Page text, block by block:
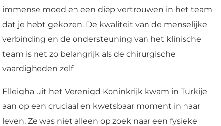
immense moed en een diep vertrouwen in het team
dat je hebt gekozen. De kwaliteit van de menselijke
verbinding en de ondersteuning van het klinische
team is net zo belangrijk als de chirurgische
vaardigheden zelf.
Elleigha uit het Verenigd Koninkrijk kwam in Turkije
aan op een cruciaal en kwetsbaar moment in haar
leven. Ze was niet alleen op zoek naar een fysieke